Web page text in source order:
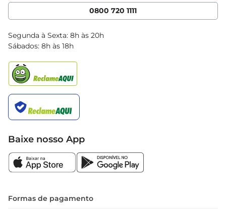
Cencosud Media
Clube Bretas
Blog Bretas
Black Friday
0800 720 1111
Segunda à Sexta: 8h às 20h
Sábados: 8h às 18h
Baixe nosso App
Formas de pagamento